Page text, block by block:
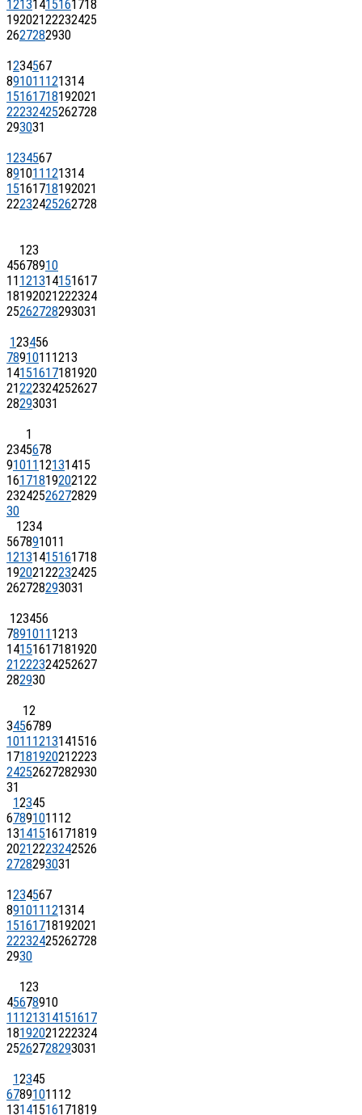
12131415161718
19202122232425
2627282930
1234567
891011121314
15161718192021
22232425262728
293031
1234567
891011121314
15161718192021
22232425262728
123
45678910
11121314151617
18192021222324
25262728293031
123456
78910111213
14151617181920
21222324252627
28293031
1
2345678
9101112131415
16171819202122
23242526272829
30
1234
567891011
12131415161718
19202122232425
262728293031
123456
78910111213
14151617181920
21222324252627
282930
12
3456789
10111213141516
17181920212223
24252627282930
31
12345
6789101112
13141516171819
20212223242526
2728293031
1234567
891011121314
15161718192021
22232425262728
2930
123
45678910
11121314151617
18192021222324
25262728293031
12345
6789101112
13141516171819